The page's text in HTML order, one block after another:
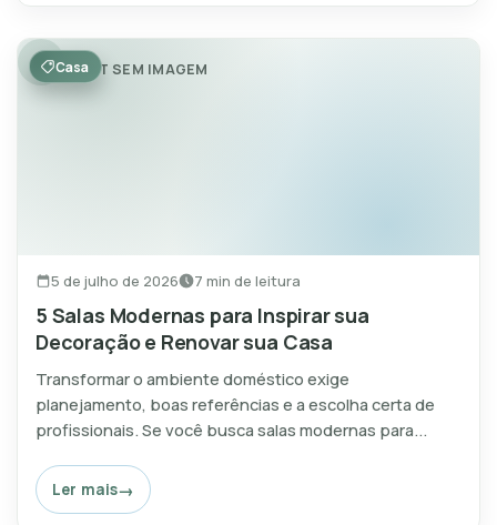
POST SEM IMAGEM
Casa
5 de julho de 2026 7 min de leitura
5 Salas Modernas para Inspirar sua
Decoração e Renovar sua Casa
Transformar o ambiente doméstico exige
planejamento, boas referências e a escolha certa de
profissionais. Se você busca salas modernas para...
Ler mais